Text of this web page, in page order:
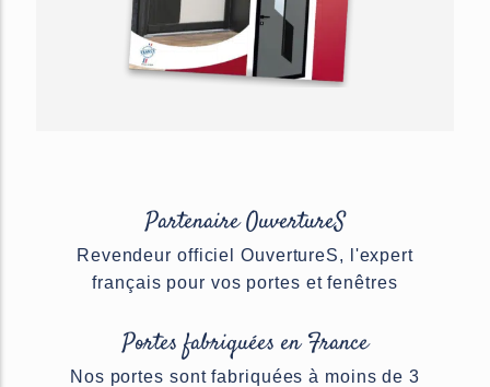
Partenaire OuvertureS
Revendeur officiel OuvertureS, l'expert
français pour vos portes et fenêtres
Portes fabriquées en France
Nos portes sont fabriquées à moins de 3